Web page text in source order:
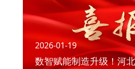
2026-01-19